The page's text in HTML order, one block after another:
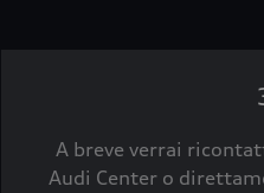
A breve verrai
Audi Center o